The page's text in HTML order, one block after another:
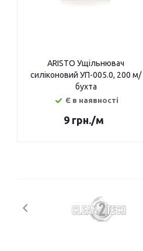
ARISTO Ущільнювач
силіконовий УП-005.0, 200 м/
бухта
Є в наявності
9 грн./м